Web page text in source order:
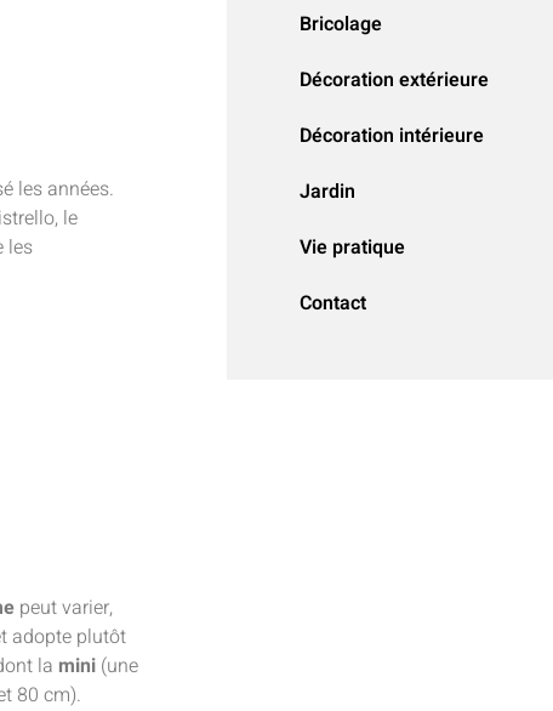
les années.
le
les
peut varier,
adopte plutôt
la mini (une
80 cm).
Bricolage
Décoration extérieure
Décoration intérieure
Jardin
Vie pratique
Contact